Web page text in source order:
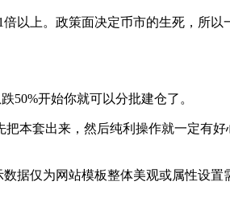
。政策面决定币市的生死，所以
开始你就可以分批建仓了。
本套出来，然后纯利操作就一定有好
据仅为网站模板整体美观或属性设